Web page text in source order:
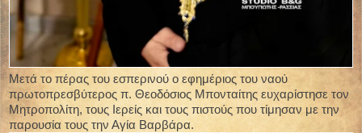
Μετά το πέρας του εσπερινού ο εφημέριος του ναού
πρωτοπρεσβύτερος π. Θεοδόσιος Μπονταίτης ευχαρίστησε τον
Μητροπολίτη, τους Ιερείς και τους πιστούς που τίμησαν με την
παρουσία τους την Αγία Βαρβάρα.